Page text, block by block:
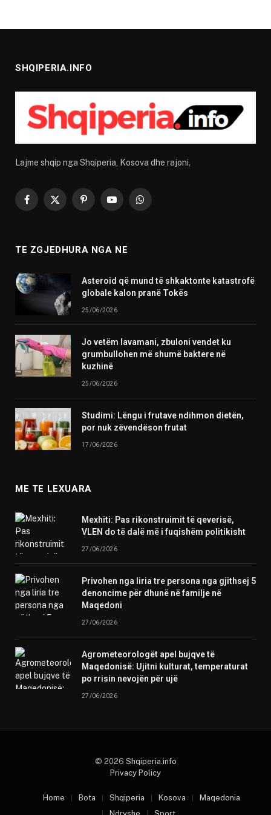
SHQIPERIA.INFO
Lajme shqip nga Shqiperia, Kosova dhe rajoni.
Facebook
X
PinterestYouTubeWhatsApp
TE ZGJEDHURA NGA NE
Asteroid që mund të shkaktonte katastrofë
globale kalon pranë Tokës
25/06/2026
Jo vetëm lavamani, zbuloni vendet ku
grumbullohen më shumë baktere në
kuzhinë
25/06/2026
Studimi: Lëngu i frutave ndihmon dietën,
por nuk zëvendëson frutat
17/06/2026
ME TE LEXUARA
Mexhiti: Pas rikonstruimit të qeverisë,
VLEN do të dalë më i fuqishëm politikisht
27/06/2026
Privohen nga liria tre persona nga gjithsej 5
denoncime për dhunë në familje në
Maqedoni
27/06/2026
Agrometeorologët apel bujqve të
Maqedonisë: Ujitni kulturat, temperaturat
po rrisin nevojën për ujë
27/06/2026
© 2026 Shqiperia.info
Privacy Policy
Home Bota Shqiperia Kosova
Maqedonia